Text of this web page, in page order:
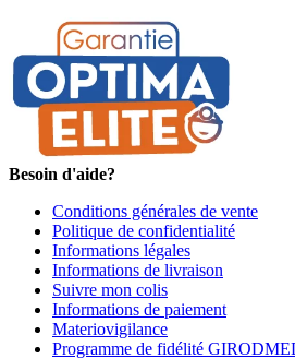
Besoin d'aide?
Conditions générales de vente
Politique de confidentialité
Informations légales
Informations de livraison
Suivre mon colis
Informations de paiement
Materiovigilance
Programme de fidélité